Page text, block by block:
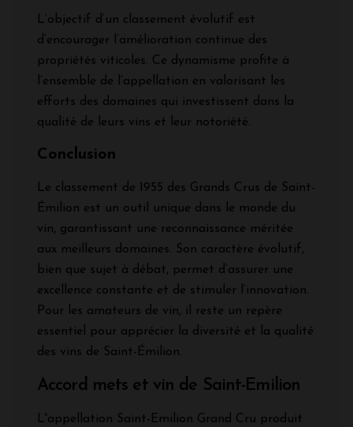
L’objectif d’un classement évolutif est
d’encourager l’amélioration continue des
propriétés viticoles. Ce dynamisme profite à
l’ensemble de l’appellation en valorisant les
efforts des domaines qui investissent dans la
qualité de leurs vins et leur notoriété.
Conclusion
Le classement de 1955 des Grands Crus de Saint-
Émilion est un outil unique dans le monde du
vin, garantissant une reconnaissance méritée
aux meilleurs domaines. Son caractère évolutif,
bien que sujet à débat, permet d’assurer une
excellence constante et de stimuler l’innovation.
Pour les amateurs de vin, il reste un repère
essentiel pour apprécier la diversité et la qualité
des vins de Saint-Émilion.
Accord mets et vin de Saint-Emilion
L'appellation Saint-Emilion Grand Cru produit